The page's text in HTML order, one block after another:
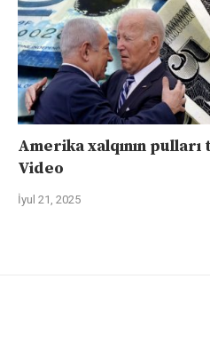
Amerika xalqının
Video
İyul 21, 2025